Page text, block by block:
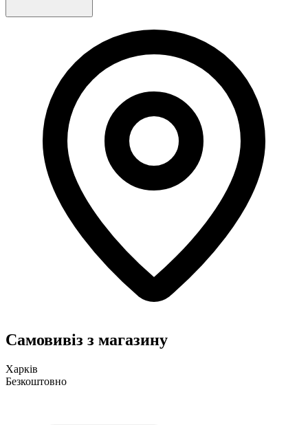
Самовивіз з магазину
Харків
Безкоштовно